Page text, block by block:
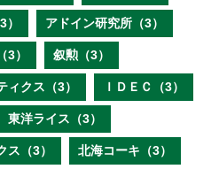
アドイン研究所（3）
3） 叙勲（3）
ィクス（3） ＩＤＥＣ（3）
東洋ライス（3）
ス（3） 北海コーキ（3）